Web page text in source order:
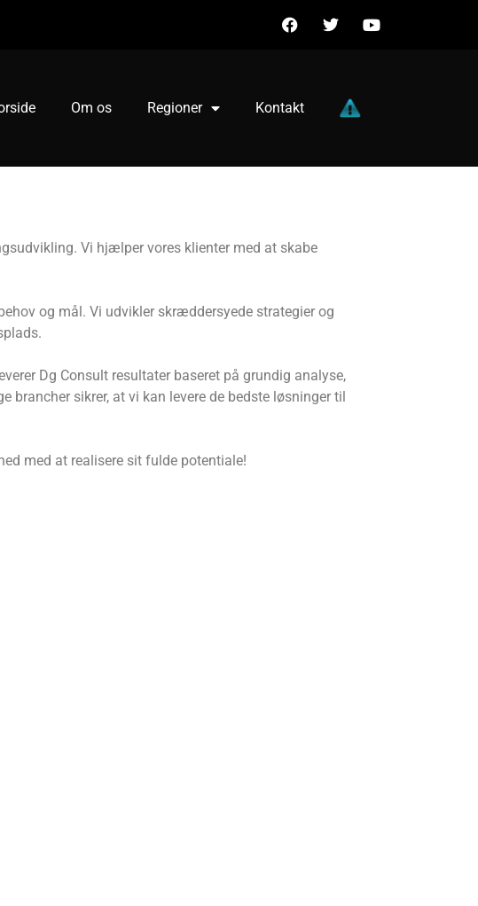
Om os Regioner Kontakt
Vi hjælper vores klienter med at skabe
og mål. Vi udvikler skræddersyede strategier og
Dg Consult resultater baseret på grundig analyse,
sikrer, at vi kan levere de bedste løsninger til
med at realisere sit fulde potentiale!